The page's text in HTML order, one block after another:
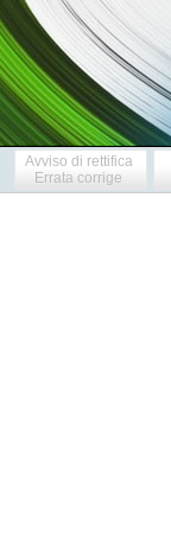
Avviso di rettifica
Errata corrige